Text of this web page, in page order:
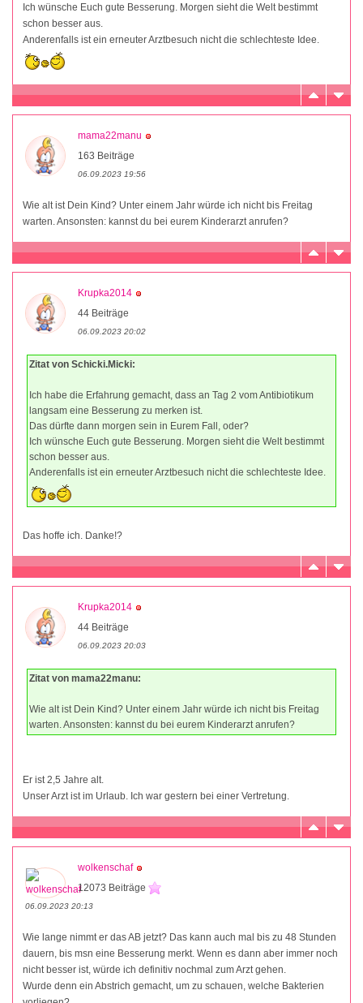
Ich wünsche Euch gute Besserung. Morgen sieht die Welt bestimmt
schon besser aus.
Anderenfalls ist ein erneuter Arztbesuch nicht die schlechteste Idee.
mama22manu
163 Beiträge
06.09.2023 19:56
Wie alt ist Dein Kind? Unter einem Jahr würde ich nicht bis Freitag
warten. Ansonsten: kannst du bei eurem Kinderarzt anrufen?
Krupka2014
44 Beiträge
06.09.2023 20:02
Zitat von Schicki.Micki:
Ich habe die Erfahrung gemacht, dass an Tag 2 vom Antibiotikum
langsam eine Besserung zu merken ist.
Das dürfte dann morgen sein in Eurem Fall, oder?
Ich wünsche Euch gute Besserung. Morgen sieht die Welt bestimmt
schon besser aus.
Anderenfalls ist ein erneuter Arztbesuch nicht die schlechteste Idee.
Das hoffe ich. Danke!?
Krupka2014
44 Beiträge
06.09.2023 20:03
Zitat von mama22manu:
Wie alt ist Dein Kind? Unter einem Jahr würde ich nicht bis Freitag
warten. Ansonsten: kannst du bei eurem Kinderarzt anrufen?
Er ist 2,5 Jahre alt.
Unser Arzt ist im Urlaub. Ich war gestern bei einer Vertretung.
wolkenschaf
12073 Beiträge
06.09.2023 20:13
Wie lange nimmt er das AB jetzt? Das kann auch mal bis zu 48 Stunden
dauern, bis msn eine Besserung merkt. Wenn es dann aber immer noch
nicht besser ist, würde ich definitiv nochmal zum Arzt gehen.
Wurde denn ein Abstrich gemacht, um zu schauen, welche Bakterien